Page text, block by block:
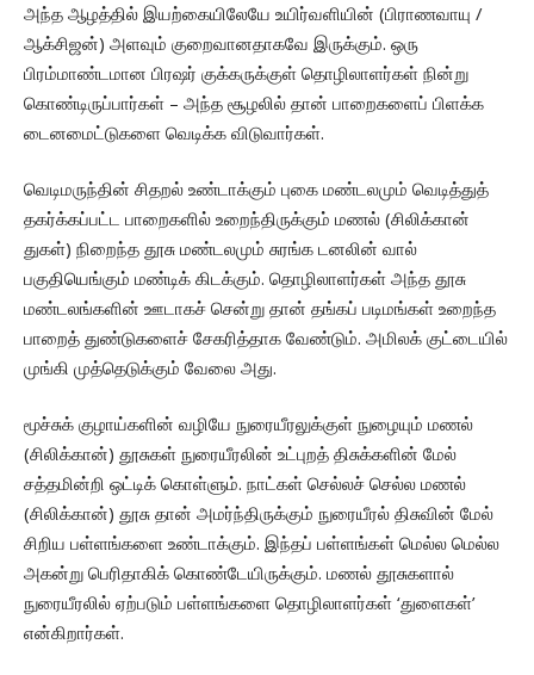
அந்த ஆழத்தில் இயற்கையிலேயே உயிர்வளியின் (பிராணவாயு /
ஆக்சிஜன்) அளவும் குறைவானதாகவே இருக்கும். ஒரு
பிரம்மாண்டமான பிரஷர் குக்கருக்குள் தொழிலாளர்கள் நின்று
கொண்டிருப்பார்கள் – அந்த சூழலில் தான் பாறைகளைப் பிளக்க
டைனமைட்டுகளை வெடிக்க விடுவார்கள்.
வெடிமருந்தின் சிதறல் உண்டாக்கும் புகை மண்டலமும் வெடித்துத்
தகர்க்கப்பட்ட பாறைகளில் உறைந்திருக்கும் மணல் (சிலிக்கான்
துகள்) நிறைந்த தூசு மண்டலமும் சுரங்க டனலின் வால்
பகுதியெங்கும் மண்டிக் கிடக்கும். தொழிலாளர்கள் அந்த தூசு
மண்டலங்களின் ஊடாகச் சென்று தான் தங்கப் படிமங்கள் உறைந்த
பாறைத் துண்டுகளைச் சேகரித்தாக வேண்டும். அமிலக் குட்டையில்
முங்கி முத்தெடுக்கும் வேலை அது.
மூச்சுக் குழாய்களின் வழியே நுரையீரலுக்குள் நுழையும் மணல்
(சிலிக்கான்) தூசுகள் நுரையீரலின் உட்புறத் திசுக்களின் மேல்
சத்தமின்றி ஒட்டிக் கொள்ளும். நாட்கள் செல்லச் செல்ல மணல்
(சிலிக்கான்) தூசு தான் அமர்ந்திருக்கும் நுரையீரல் திசுவின் மேல்
சிறிய பள்ளங்களை உண்டாக்கும். இந்தப் பள்ளங்கள் மெல்ல மெல்ல
அகன்று பெரிதாகிக் கொண்டேயிருக்கும். மணல் தூசுகளால்
நுரையீரலில் ஏற்படும் பள்ளங்களை தொழிலாளர்கள் ‘துளைகள்’
என்கிறார்கள்.